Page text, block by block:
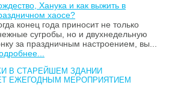
Ханука и как выжить в
хаосе?
конец года приносит не только
сугробы, но и двухнедельную
за праздничным настроением, вы...
В СТАРЕЙШЕМ ЗДАНИИ
ЕЖЕГОДНЫМ МЕРОПРИЯТИЕМ